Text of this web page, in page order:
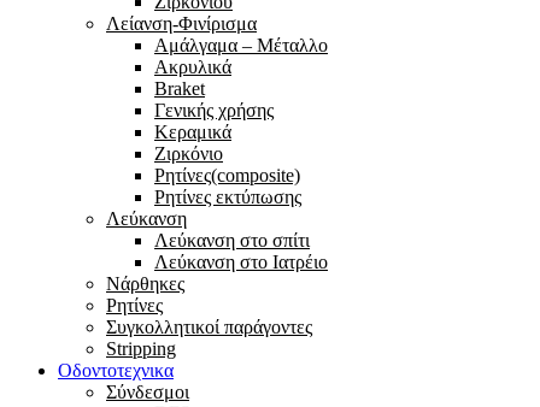
Λείανση-Φινίρισμα
Αμάλγαμα – Μέταλλο
Ακρυλικά
Braket
Γενικής χρήσης
Κεραμικά
Ζιρκόνιο
Ρητίνες(composite)
Ρητίνες εκτύπωσης
Λεύκανση
Λεύκανση στο σπίτι
Λεύκανση στο Ιατρέιο
Νάρθηκες
Ρητίνες
Συγκολλητικοί παράγοντες
Stripping
Οδοντοτεχνικα
Σύνδεσμοι